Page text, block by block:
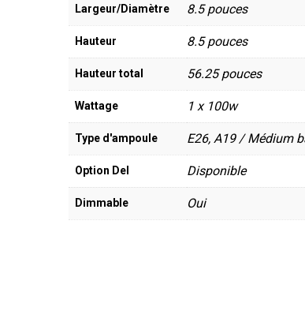
Largeur/Diamètre 8.5 pouces
Hauteur 8.5 pouces
Hauteur total 56.25 pouces
Wattage 1 x 100w
Type d'ampoule E26, A19 / Médium
Option Del Disponible
Dimmable Oui